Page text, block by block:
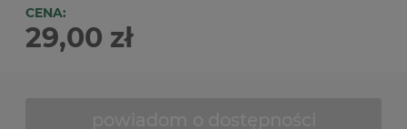
CENA:
29,00 zł